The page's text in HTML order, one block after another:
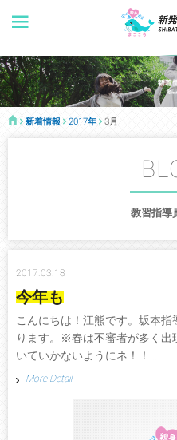
新着情報 2017年 3月
教習指導
2017.03.18
今年も
こんにちは！江熊です。坂本
ります。※春は不審者が多く出
いていかないようにネ！！...
More Detail